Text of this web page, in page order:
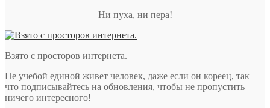
Ни пуха, ни пера!
Взято с просторов интернета.
Не учебой единой живет человек, даже если он кореец, так
что подписывайтесь на обновления, чтобы не пропустить
ничего интересного!